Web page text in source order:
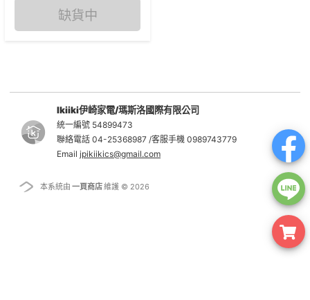
缺貨中
Ikiiki伊崎家電/瑪斯洛國際有限公司
統一編號 54899473
聯絡電話 04-25368987 /客服手機 0989743779
Email jpikiikics@gmail.com
本系統由 一頁商店維護 © 2026